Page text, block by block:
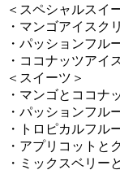
＜スペシャルスイ
・マンゴアイスク
・パッションフル
・ココナッツアイ
＜スイーツ＞
・マンゴとココナ
・パッションフル
・トロピカルフル
・アプリコットと
・ミックスベリ